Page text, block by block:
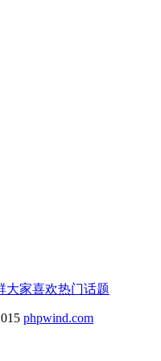
大家喜欢热门话题
phpwind.com